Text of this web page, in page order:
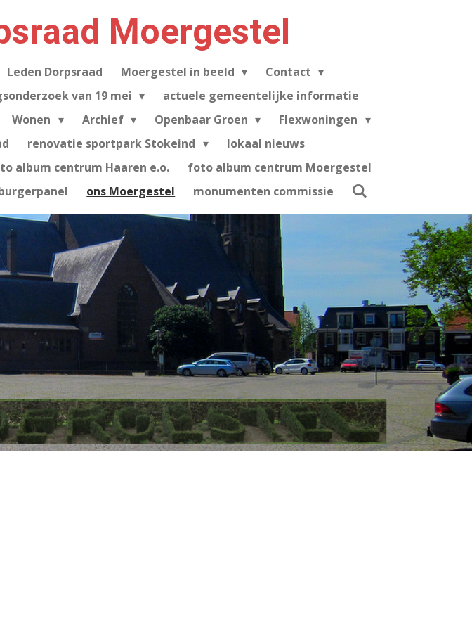
Moergestel
Leden Dorpsraad Moergestel in beeld
Contact
van 19 mei
actuele gemeentelijke informatie
Wonen Archief Openbaar Groen
Flexwoningen
renovatie sportpark Stokeind
lokaal nieuws
album centrum Haaren e.o.
foto album centrum Moergestel
ons Moergestel monumenten commissie